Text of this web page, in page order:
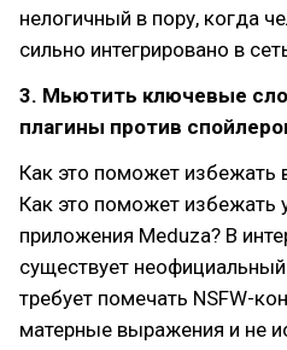
нелогичный в пору, когда
сильно интегрировано в
3. Мьютить ключевые
плагины против
Как это поможет избежать
Как это поможет избежать
приложения Meduza? В
существует
требует помечать NSFW-
матерные выражения и не